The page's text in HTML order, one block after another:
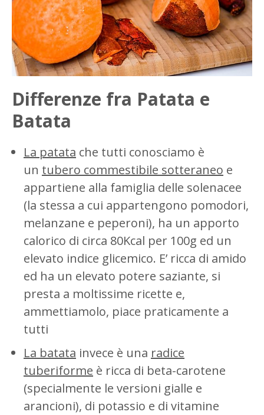
Differenze fra Patata e
Batata
La patata che tutti conosciamo è
un tubero commestibile sotteraneo e
appartiene alla famiglia delle solenacee
(la stessa a cui appartengono pomodori,
melanzane e peperoni), ha un apporto
calorico di circa 80Kcal per 100g ed un
elevato indice glicemico. E’ ricca di amido
ed ha un elevato potere saziante, si
presta a moltissime ricette e,
ammettiamolo, piace praticamente a
tutti
La batata invece è una radice
tuberiforme è ricca di beta-carotene
(specialmente le versioni gialle e
arancioni), di potassio e di vitamine